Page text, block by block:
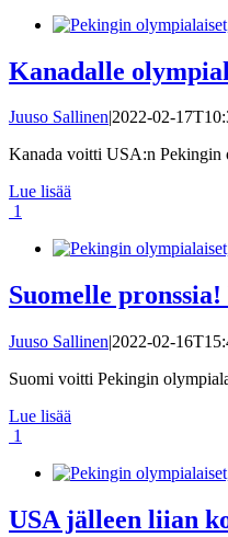
Kanadalle
Juuso Sallinen|2022-02-
Kanada voitti USA:n Pekingin
Lue lisää
1
Suomelle
Juuso Sallinen|2022-02-
Suomi voitti Pekingin
Lue lisää
1
USA jälleen liian